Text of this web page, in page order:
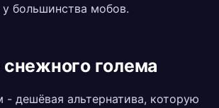
большинства мобов.
голема
дешёвая альтернатива, которую